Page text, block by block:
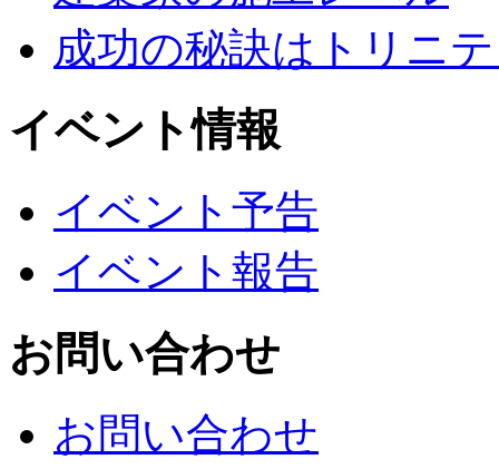
成功の秘訣はトリニ
イベント情報
イベント予告
イベント報告
お問い合わせ
お問い合わせ